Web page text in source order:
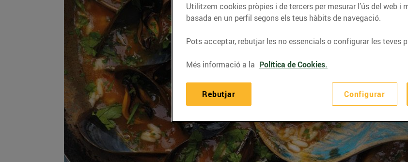
Utilitzem cookies pròpies i de tercers per mesurar l’ús del web i
basada en un perfil segons els teus hàbits de navegació.
Pots acceptar, rebutjar les no essencials o configurar les teves
Més informació a la Política de Cookies.
Configurar
Rebutjar